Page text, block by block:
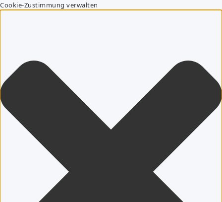
Cookie-Zustimmung verwalten